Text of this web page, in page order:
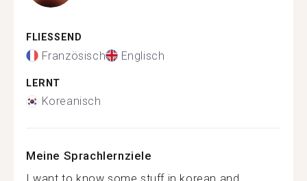
FLIESSEND
Französisch Englisch
LERNT
Koreanisch
Meine Sprachlernziele